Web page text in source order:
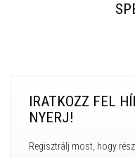
IRATKOZZ FEL
NYERJ!
Regisztrálj most, hogy